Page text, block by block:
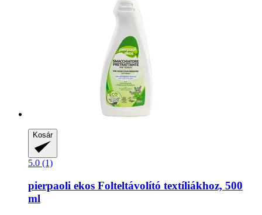
Kosár
5.0 (1)
pierpaoli ekos Folteltávolító textíliákhoz, 500
ml